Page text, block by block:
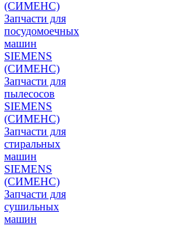
(СИМЕНС)
Запчасти для
посудомоечных
машин
SIEMENS
(СИМЕНС)
Запчасти для
пылесосов
SIEMENS
(СИМЕНС)
Запчасти для
стиральных
машин
SIEMENS
(СИМЕНС)
Запчасти для
сушильных
машин